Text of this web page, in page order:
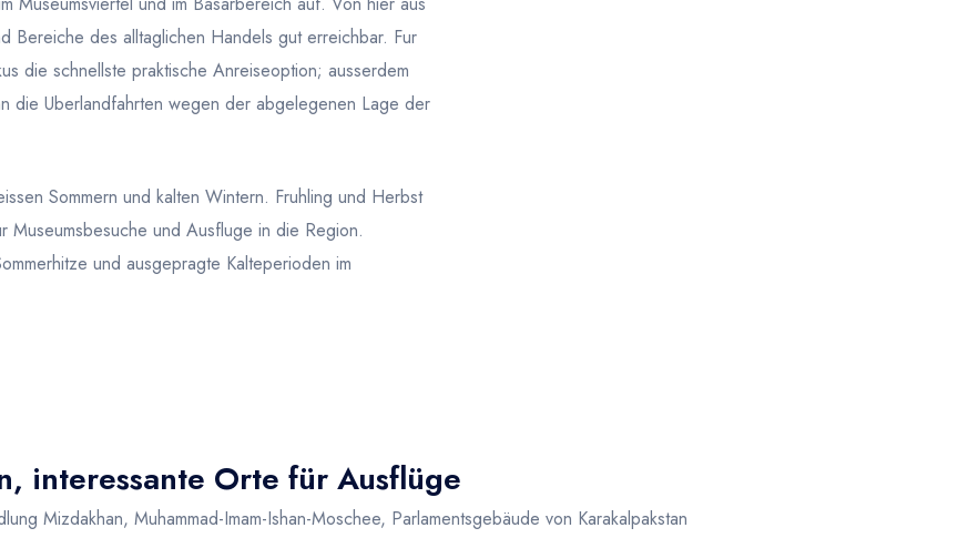
Bereiche des alltaglichen Handels gut erreichbar. Fur
die schnellste praktische Anreiseoption; ausserdem
die Uberlandfahrten wegen der abgelegenen Lage der
Sommern und kalten Wintern. Fruhling und Herbst
Museumsbesuche und Ausfluge in die Region.
und ausgepragte Kalteperioden im
interessante Orte für Ausflüge
Mizdakhan, Muhammad-Imam-Ishan-Moschee, Parlamentsgebäude von Karakalpakstan